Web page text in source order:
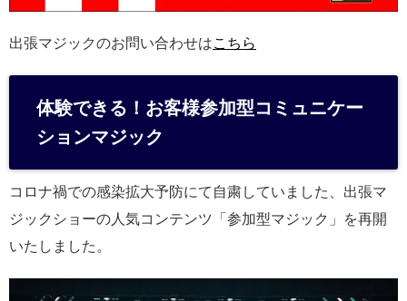
出張マジックのお問い合わせはこちら
体験できる！お客様参加型コミュニケー
ションマジック
コロナ禍での感染拡大予防にて自粛していました、出張マ
ジックショーの人気コンテンツ「参加型マジック」を再開
いたしました。